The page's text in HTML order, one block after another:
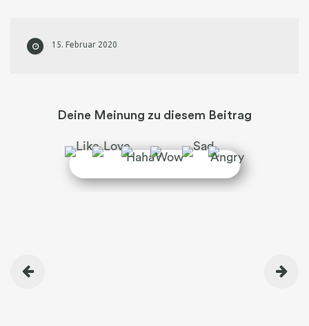
15. Februar 2020
Deine Meinung zu diesem Beitrag
BEITRAGSNAVIGATION